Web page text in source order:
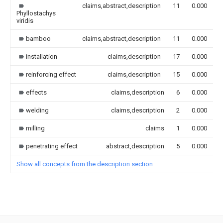
Phyllostachys
viridis
claims,abstract,description 11 0.000
bamboo claims,abstract,description 11 0.000
installation claims,description 17 0.000
reinforcing effect claims,description 15 0.000
effects claims,description 6 0.000
welding claims,description 2 0.000
milling claims 1 0.000
penetrating effect abstract,description 5 0.000
Show all concepts from the description section